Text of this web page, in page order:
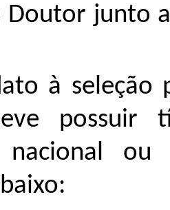
junto
à seleção
nacional ou